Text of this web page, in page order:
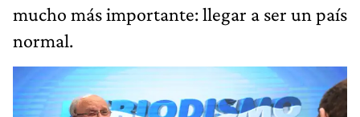
mucho más importante: llegar a ser un país
normal.